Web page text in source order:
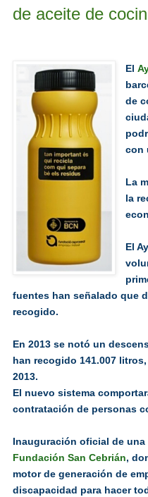
de aceite de
El
de
con
La
la
El
fuentes han señalado que
recogido.
En 2013 se notó un
han recogido 141.007
2013.
El nuevo sistema
contratación de personas
Inauguración oficial de
Fundación San Cebrián,
motor de generación de
discapacidad para hacer